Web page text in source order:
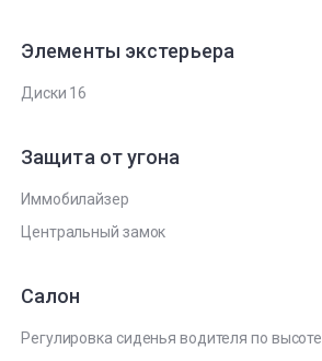
Элементы экстерьера
Диски 16
Защита от угона
Иммобилайзер
Центральный замок
Салон
Регулировка сиденья водителя по высоте